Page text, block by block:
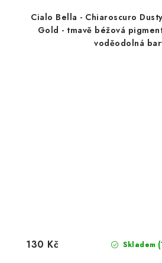
Cialo Bella - Chiaroscuro
Gold - tmavě béžová
voděodolná
Skladem
130 Kč